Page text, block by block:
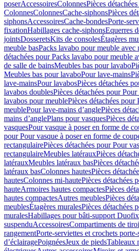
poserAccessoiresColonnesPièces
ColonnesColonnesCache-siphonsPièces
siphonsAccessoiresCache-bondesPorte-
fixationHabillages cache-siphonsEquerres
jointsDosseretsKits de consolesÉtagères
meuble basPacks lavabo pour meuble avec
détachées pour Packs lavabo pour meuble
de salle de bainsMeubles bas pour lavabo
Meubles bas pour lavaboPour lave-mains
lave-mainsPour lavabosPièces détachées
lavabos doublesPièces détachées pour
lavabos pour meublePièces détachées
meublePour lave-mains d’anglePièces
mains d’anglePlans pour vasquesPièces
vasquesPour vasque à poser en forme de
pour Pour vasque à poser en forme de
rectangulairePièces détachées pour Pour
rectangulaireMeubles latérauxPièces
latérauxMeubles latéraux basPièces
latéraux basColonnes hautesPièces
hautesColonnes mi-hautePièces détachées
hauteArmoires hautes compactesPièces
hautes compactesAutres meublesPièces
meublesÉtagères muralesPièces détachées
muralesHabillages pour bâti-support
suspenduAccessoiresCompartiments de
rangementPorte-serviettes et crochets
d’éclairagePoignéesJeux de piedsTableaux